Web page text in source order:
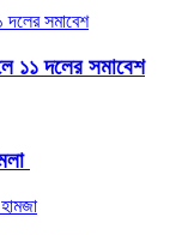
১১ দলের সমাবেশ